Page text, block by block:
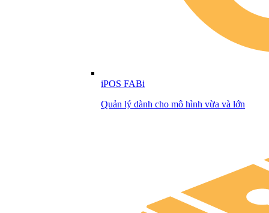
iPOS FABi
Quản lý dành cho mô hình vừa và lớn